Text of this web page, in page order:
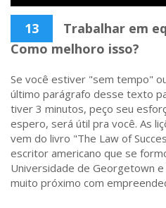
13
Trabalhar em
Como melhoro isso?
Se você estiver "sem tempo"
último parágrafo desse texto
tiver 3 minutos, peço seu
espero, será útil pra você. As
vem do livro "The Law of
escritor americano que se
Universidade de Georgetown
muito próximo com